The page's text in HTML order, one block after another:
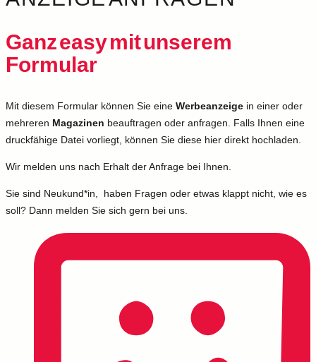
Ganz easy mit unserem
Formular
Mit diesem Formular können Sie eine Werbeanzeige in einer oder
mehreren Magazinen beauftragen oder anfragen. Falls Ihnen eine
druckfähige Datei vorliegt, können Sie diese hier direkt hochladen.
Wir melden uns nach Erhalt der Anfrage bei Ihnen.
Sie sind Neukund*in, haben Fragen oder etwas klappt nicht, wie es
soll? Dann melden Sie sich gern bei uns.